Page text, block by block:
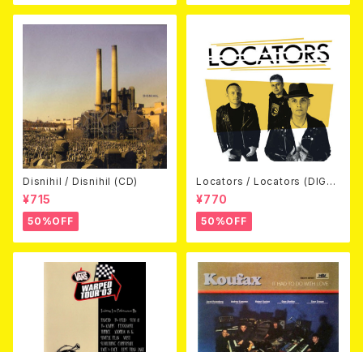
Disnihil / Disnihil (CD)
¥715
50%OFF
Locators / Locators (DIGPA
CK CD)
¥770
50%OFF